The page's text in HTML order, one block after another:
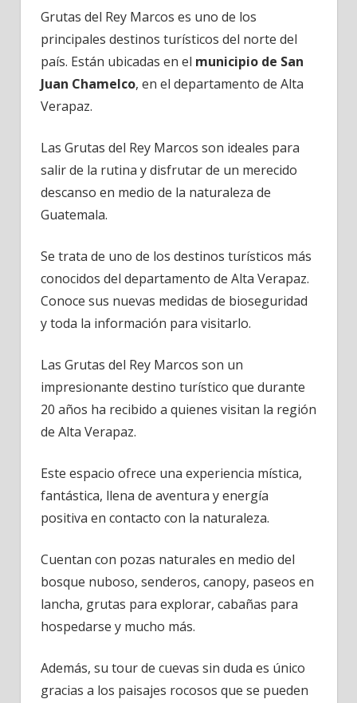
Grutas del Rey Marcos es uno de los
principales destinos turísticos del norte del
país. Están ubicadas en el municipio de San
Juan Chamelco, en el departamento de Alta
Verapaz.
Las Grutas del Rey Marcos son ideales para
salir de la rutina y disfrutar de un merecido
descanso en medio de la naturaleza de
Guatemala.
Se trata de uno de los destinos turísticos más
conocidos del departamento de Alta Verapaz.
Conoce sus nuevas medidas de bioseguridad
y toda la información para visitarlo.
Las Grutas del Rey Marcos son un
impresionante destino turístico que durante
20 años ha recibido a quienes visitan la región
de Alta Verapaz.
Este espacio ofrece una experiencia mística,
fantástica, llena de aventura y energía
positiva en contacto con la naturaleza.
Cuentan con pozas naturales en medio del
bosque nuboso, senderos, canopy, paseos en
lancha, grutas para explorar, cabañas para
hospedarse y mucho más.
Además, su tour de cuevas sin duda es único
gracias a los paisajes rocosos que se pueden